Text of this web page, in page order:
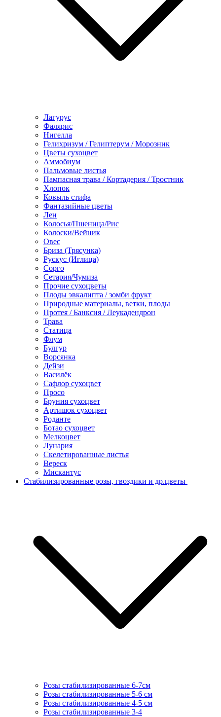
Лагурус
Фалярис
Нигелла
Гелихризум / Гелиптерум / Морозник
Цветы сухоцвет
Аммобиум
Пальмовые листья
Пампасная трава / Кортадерия / Тростник
Хлопок
Ковыль стифа
Фантазийные цветы
Лен
Колосья/Пшеница/Рис
Колоски/Вейник
Овес
Бриза (Трясунка)
Рускус (Иглица)
Сорго
Сетария/Чумиза
Прочие сухоцветы
Плоды эвкалипта / зомби фрукт
Природные материалы, ветки, плоды
Протея / Банксия / Леукадендрон
Трава
Статица
Флум
Булгур
Ворсянка
Дейзи
Василёк
Сафлор сухоцвет
Просо
Бруния сухоцвет
Артишок сухоцвет
Роданте
Ботао сухоцвет
Мелкоцвет
Лунария
Скелетированные листья
Вереск
Мискантус
Стабилизированные розы, гвоздики и др.цветы
Розы стабилизированные 6-7см
Розы стабилизированные 5-6 см
Розы стабилизированные 4-5 см
Розы стабилизированные 3-4